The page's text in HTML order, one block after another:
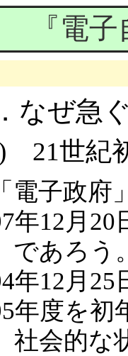
『電子
なぜ急
21世紀
子政府
年12月
であろう
年12月
年度を
社会的な